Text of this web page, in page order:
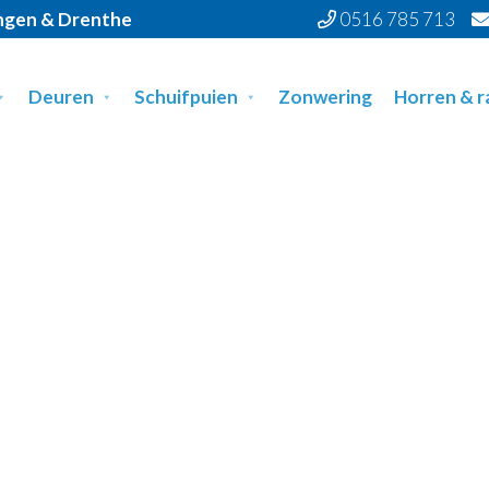
& Drenthe 0516 785 713
Deuren Schuifpuien Zonwering Horren &